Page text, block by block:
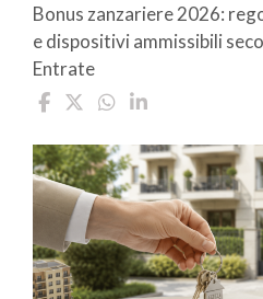
Bonus zanzariere 2026:
e dispositivi ammissibili
Entrate